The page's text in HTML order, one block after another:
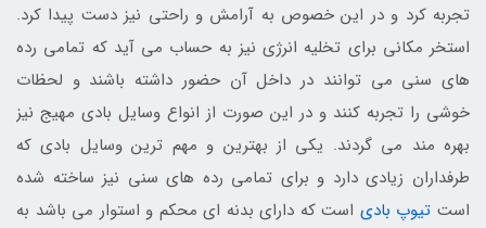
تجربه کرد و در این خصوص به آرامش و راحتی نیز دست پیدا کرد.
استخر مکانی برای تخلیه انرژی نیز به حساب می آید که تمامی رده
های سنی می توانند در داخل آن حضور داشته باشند و لحظات
خوشی را تجربه کنند و در این صورت از انواع وسایل بادی مهیج نیز
بهره مند می گردند. یکی از بهترین و مهم ترین وسایل بادی که
طرفداران زیادی دارد و برای تمامی رده های سنی نیز ساخته شده
است تیوپ بادی است که دارای بدنه ای محکم و استوار می باشد به